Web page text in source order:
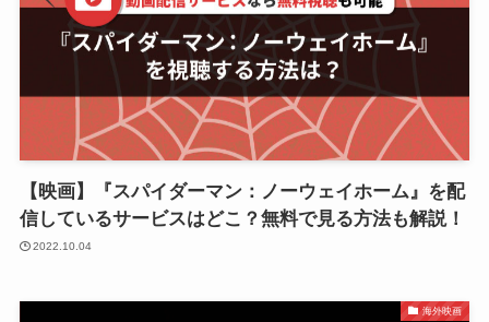
【映画】『スパイダーマン：ノーウェイホーム』を配
信しているサービスはどこ？無料で見る方法も解説！
2022.10.04
海外映画